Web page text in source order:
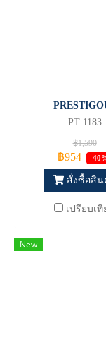
PT 1183
฿1,590
฿954 -
สั่งซื้อสิน
เปรียบเที
New